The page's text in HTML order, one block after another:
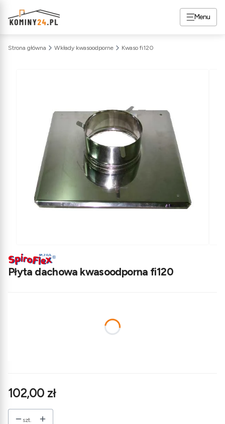
Menu
Strona główna Wkłady kwasoodporne Kwaso fi120
Płyta dachowa kwasoodporna fi120
Poszczególne warianty mogą różnić się ceną
Cena
102,00 zł
szt.